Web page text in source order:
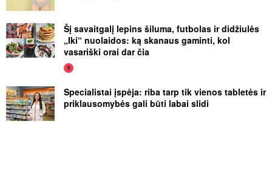
Šį savaitgalį lepins šiluma, futbolas ir didžiulės
„Iki“ nuolaidos: ką skanaus gaminti, kol
vasariški orai dar čia
Specialistai įspėja: riba tarp tik vienos tabletės ir
priklausomybės gali būti labai slidi